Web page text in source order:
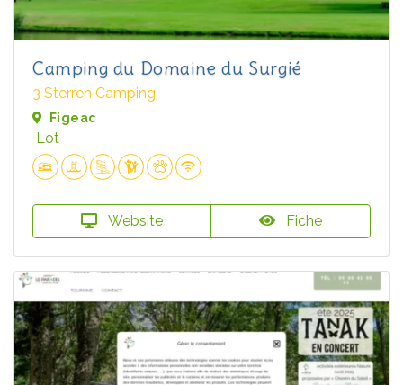
Camping du Domaine du Surgié
3 Sterren Camping
Figeac
Lot
Website Fiche